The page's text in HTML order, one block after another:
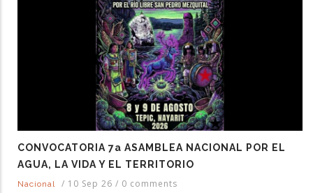
CONVOCATORIA 7a ASAMBLEA NACIONAL POR EL
AGUA, LA VIDA Y EL TERRITORIO
Nacional / 10 Sep 26 / 0 comments